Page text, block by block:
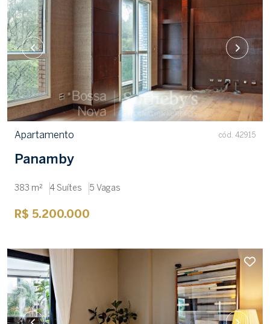
Apartamento cód. 42915
Panamby
383 m² 4 Suítes 5 Vagas
R$ 5.200.000